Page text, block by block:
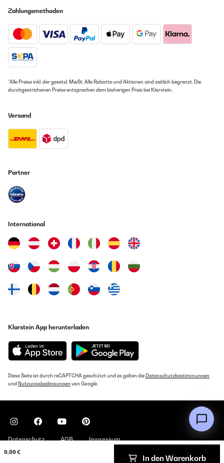
9,99 €
In den Warenkorb
Zahlungsmethoden
*Alle Preise inkl. der gesetzl. MwSt. Alle Rabatte und Aktionen sind zeitlich begrenzt. Die
durchgestrichenen Preise entsprechen dem bisherigen Preis bei Klarstein.
Versand
Partner
International
Klarstein App herunterladen
Diese Seite ist durch reCAPTCHA geschützt und es gelten die Datenschutzbestimmungen
und Nutzungsbedingungen von Google.
Datenschutz AGB Impressum
Copyright © 2026 Klarstein. All rights reserved